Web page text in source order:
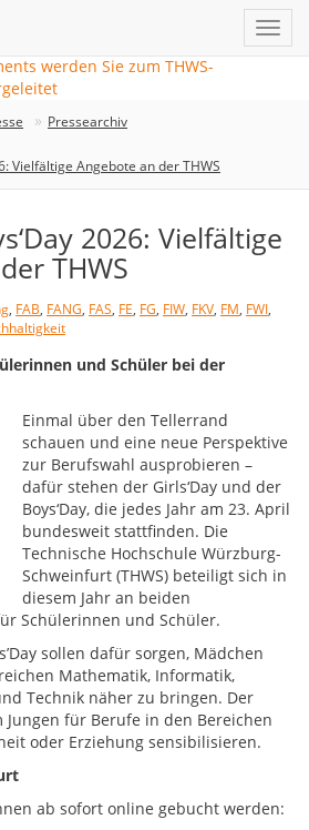
Pressearchiv
Vielfältige Angebote an der THWS
2026: Vielfältige
THWS
, FAB, FANG, FAS, FE, FG, FIW, FKV, FM, FWI,
und Schüler bei der
Einmal über den Tellerrand
schauen und eine neue Perspektive
zur Berufswahl ausprobieren –
dafür stehen der Girls‘Day und der
Boys‘Day, die jedes Jahr am 23. April
bundesweit stattfinden. Die
Technische Hochschule Würzburg-
Schweinfurt (THWS) beteiligt sich in
diesem Jahr an beiden
Schülerinnen und Schüler.
sollen dafür sorgen, Mädchen
Mathematik, Informatik,
Technik näher zu bringen. Der
Jungen für Berufe in den Bereichen
oder Erziehung sensibilisieren.
ab sofort online gebucht werden: